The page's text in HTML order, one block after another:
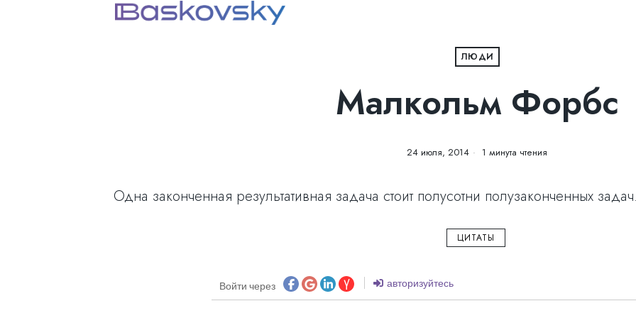
ЛЮДИ
Малкольм Форбс
24 июля, 2014 1 минута чтения
Одна законченная результативная задача стоит полусотни полузаконченных
ЦИТАТЫ
Войти через авторизуйтесь